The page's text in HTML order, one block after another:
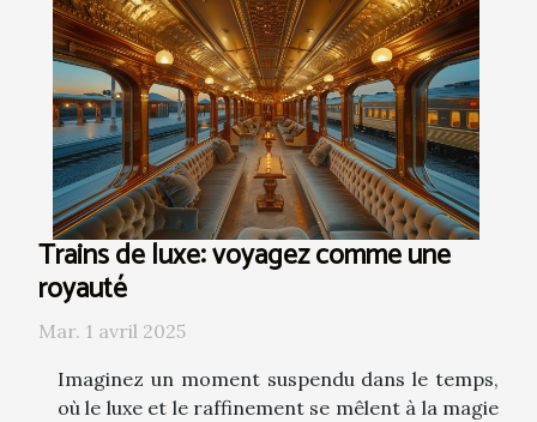
Trains de luxe: voyagez comme une
royauté
Mar. 1 avril 2025
Imaginez un moment suspendu dans le temps,
où le luxe et le raffinement se mêlent à la magie